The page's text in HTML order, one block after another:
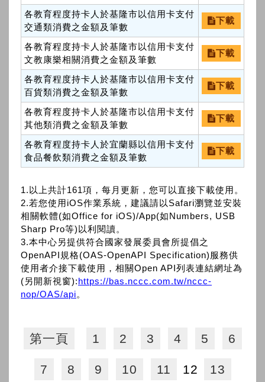
各教育程度持卡人於基隆市以信用卡支付
交通類消費之金額及筆數
下載
各教育程度持卡人於基隆市以信用卡支付
文教康樂相關消費之金額及筆數
下載
各教育程度持卡人於基隆市以信用卡支付
百貨類消費之金額及筆數
下載
各教育程度持卡人於基隆市以信用卡支付
其他類消費之金額及筆數
下載
各教育程度持卡人於宜蘭縣以信用卡支付
食品餐飲類消費之金額及筆數
下載
1.以上共計161項，每月更新，您可以直接下載使用。
2.若您使用iOS作業系統，建議請以Safari瀏覽並安裝
相關軟體(如Office for iOS)/App(如Numbers, USB
Sharp Pro等)以利閱讀。
3.本中心另提供符合國家發展委員會所提倡之
OpenAPI規格(OAS-OpenAPI Specification)服務供
使用者介接下載使用，相關Open API列表連結網址為
(另開新視窗):https://bas.nccc.com.tw/nccc-
nop/OAS/api。
第一頁 1 2 3 4 5 6
7 8 9 10 11 12 13